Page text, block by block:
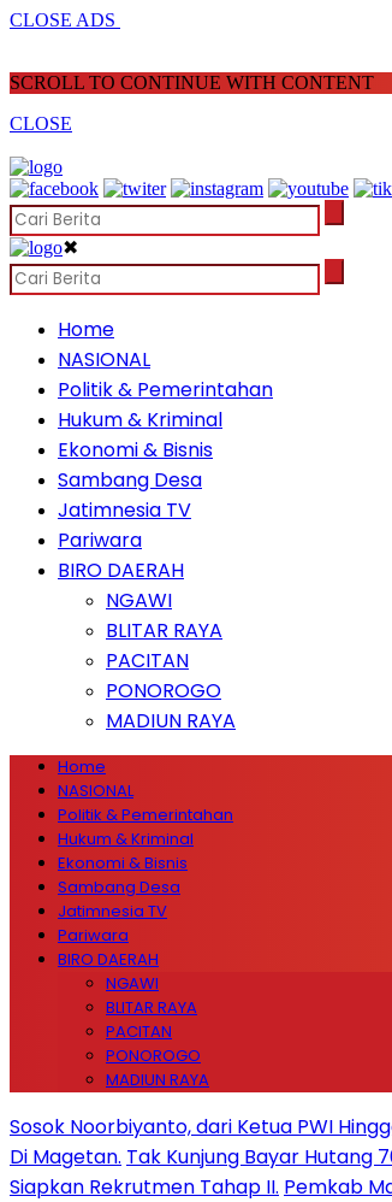
CLOSE ADS
SCROLL TO CONTINUE WITH CONTENT
CLOSE
✖
Home
NASIONAL
Politik & Pemerintahan
Hukum & Kriminal
Ekonomi & Bisnis
Sambang Desa
Jatimnesia TV
Pariwara
BIRO DAERAH
NGAWI
BLITAR RAYA
PACITAN
PONOROGO
MADIUN RAYA
Home
NASIONAL
Politik & Pemerintahan
Hukum & Kriminal
Ekonomi & Bisnis
Sambang Desa
Jatimnesia TV
Pariwara
BIRO DAERAH
NGAWI
BLITAR RAYA
PACITAN
PONOROGO
MADIUN RAYA
Sosok Noorbiyanto, dari Ketua PWI
Di Magetan. Tak Kunjung Bayar Hutang
Siapkan Rekrutmen Tahap II. Pemkab